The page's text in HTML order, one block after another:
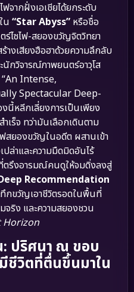
จากฝั่งเอเชียได้ยกระดับ
น “Star Abyss” หรือชื่อ
ร์ไซไฟ-สยองขวัญจิตวิทยา
งเสียงฮือฮาด้วยความลึกลับ
กวิจารณ์ภาพยนตร์อาวุโส
“An Intense,
Spectacular Deep-
นี้หลีกเลี่ยงการเป็นเพียง
เร็จ ทว่ามันเลือกเดินตาม
สยองขวัญในอดีต ผสานเข้า
ปล่าและความมืดมิดอันไร้
ตรึงอารมณ์คนดูให้จมดิ่งลงสู่
Recommendation
กขวัญเอาชีวิตรอดในพื้นที่
ริง และความสยองชวน
Horizon
: ปริศนา ณ ขอบ
ชีวิตที่ตื่นขึ้นมาใน